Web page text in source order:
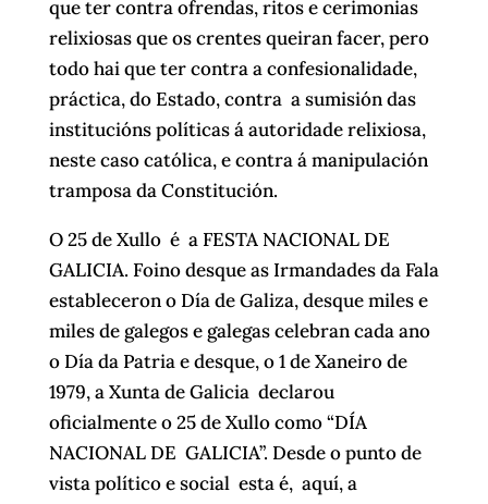
que ter contra ofrendas, ritos e cerimonias
relixiosas que os crentes queiran facer, pero
todo hai que ter contra a confesionalidade,
práctica, do Estado, contra a sumisión das
institucións políticas á autoridade relixiosa,
neste caso católica, e contra á manipulación
tramposa da Constitución.
O 25 de Xullo é a FESTA NACIONAL DE
GALICIA. Foino desque as Irmandades da Fala
estableceron o Día de Galiza, desque miles e
miles de galegos e galegas celebran cada ano
o Día da Patria e desque, o 1 de Xaneiro de
1979, a Xunta de Galicia declarou
oficialmente o 25 de Xullo como “DÍA
NACIONAL DE GALICIA”. Desde o punto de
vista político e social esta é, aquí, a